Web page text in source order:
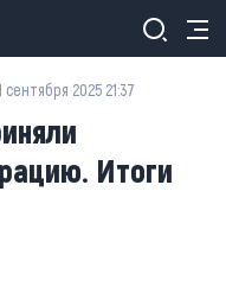
сентября 2025 21:37
Итоги